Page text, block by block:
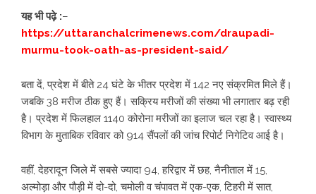
यह भी पढ़े :–
https://uttaranchalcrimenews.com/draupadi-
murmu-took-oath-as-president-said/
बता दें, प्रदेश में बीते 24 घंटे के भीतर प्रदेश में 142 नए संक्रमित मिले हैं।
जबकि 38 मरीज ठीक हुए हैं। सक्रिय मरीजों की संख्या भी लगातार बढ़ रही
है। प्रदेश में फिलहाल 1140 कोरोना मरीजों का इलाज चल रहा है। स्वास्थ्य
विभाग के मुताबिक रविवार को 914 सैंपलों की जांच रिपोर्ट निगेटिव आई है।
वहीं, देहरादून जिले में सबसे ज्यादा 94, हरिद्वार में छह, नैनीताल में 15,
अल्मोड़ा और पौड़ी में दो-दो, चमोली व चंपावत में एक-एक, टिहरी में सात,